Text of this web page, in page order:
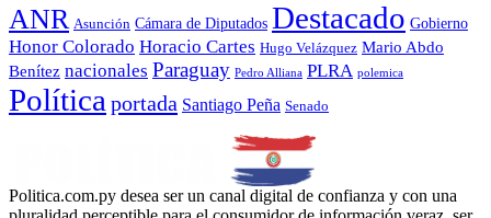
ANR Asunción Cámara de Diputados Destacado Gobierno
Honor Colorado Horacio Cartes Hugo Velázquez Mario Abdo
Benítez nacionales Paraguay Pedro Alliana PLRA polemica
Política portada Santiago Peña Senado
Politica.com.py desea ser un canal digital de confianza y con una